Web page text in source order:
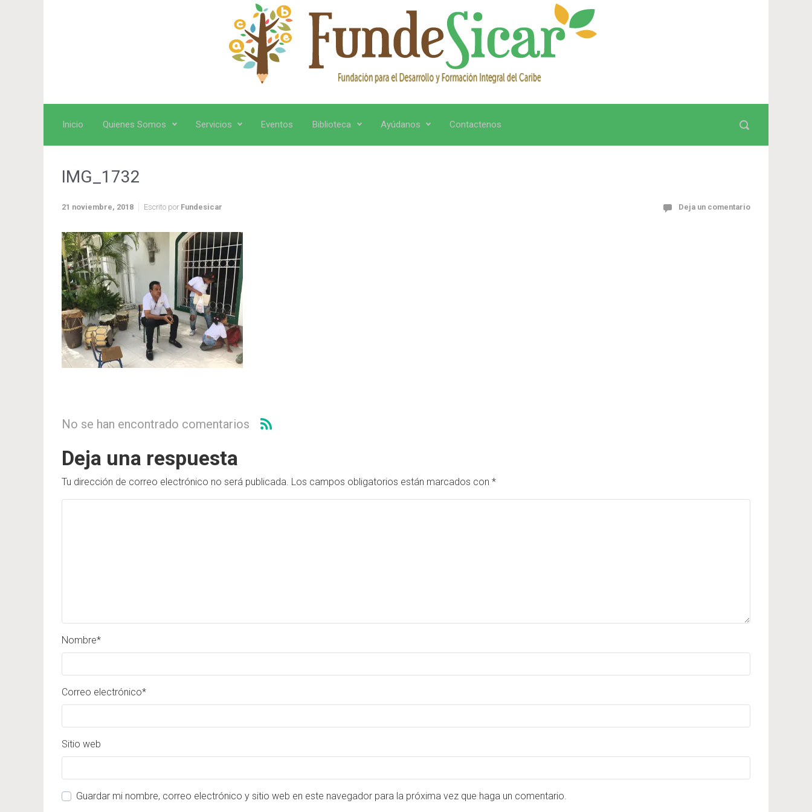
Inicio Quienes Somos Servicios Eventos Biblioteca Ayúdanos Contactenos
IMG_1732
21 noviembre, 2018 Escrito por Fundesicar Deja un comentario
No se han encontrado comentarios
Deja una respuesta
Tu dirección de correo electrónico no será publicada. Los campos obligatorios están marcados con *
Nombre*
Correo electrónico*
Sitio web
Guardar mi nombre, correo electrónico y sitio web en este navegador para la próxima vez que haga un comentario.